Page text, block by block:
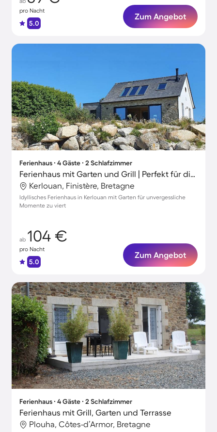
pro Nacht
5.0
Zum Angebot
Ferienhaus ∙ 4 Gäste ∙ 2 Schlafzimmer
Ferienhaus mit Garten und Grill | Perfekt für die Arbeit von Zuhause
Kerlouan, Finistère, Bretagne
Idyllisches Ferienhaus in Kerlouan mit Garten für unvergessliche
Momente zu viert
ab 104 €
pro Nacht
5.0
Zum Angebot
Ferienhaus ∙ 4 Gäste ∙ 2 Schlafzimmer
Ferienhaus mit Grill, Garten und Terrasse
Plouha, Côtes-d’Armor, Bretagne